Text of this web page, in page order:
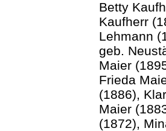
Betty
Kaufherr
Lehmann
geb.
Maier
Frieda
(1886),
Maier
(1872),